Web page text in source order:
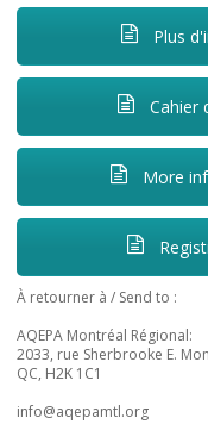
Plus
Cahier
More
À retourner à / Send to :
AQEPA Montréal Régional:
2033, rue Sherbrooke E.
QC, H2K 1C1
info@aqepamtl.org